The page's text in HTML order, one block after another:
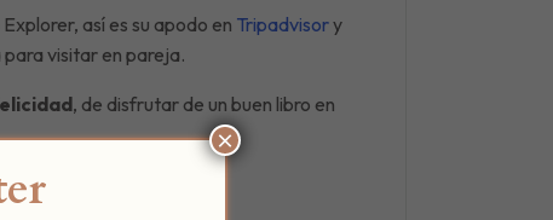
así es su apodo en Tripadvisory
visitar en pareja.
, de disfrutar de un buen libro en
×